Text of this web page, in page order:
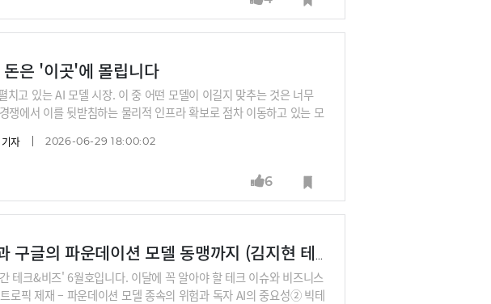
은 '이곳'에 몰립니다
고 있는 AI 모델 시장. 이 중 어떤 모델이 이길지 맞추는 것은 너무
쟁에서 이를 뒷받침하는 물리적 인프라 확보로 점차 이동하고 있는 모
러에 달할 것으로 예상되는 가운데, 조용민 대표와 이용권 파트너가
자 2026-06-29 18:00:02
6
국가 전략 무기화된 AI부터 애플과 구글의 파운데이션 모델 동맹까지 (김지현 테크라이터)
테크&비즈' 6월호입니다. 이달에 꼭 알아야 할 테크 이슈와 비즈니스
로픽 제재 – 파운데이션 모델 종속의 위험과 독자 AI의 중요성② 빅테